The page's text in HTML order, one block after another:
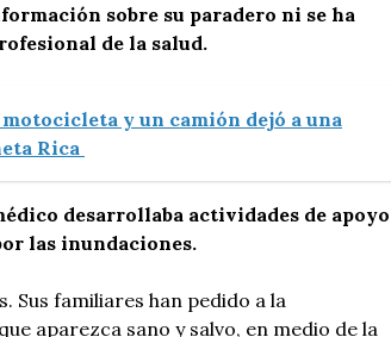
sobre su paradero ni se ha
de la salud.
y un camión dejó a una
Rica
desarrollaba actividades de apoyo
las inundaciones.
Sus familiares han pedido a la
aparezca sano y salvo, en medio de la